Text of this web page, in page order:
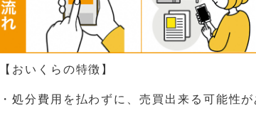
【おいくらの特徴】
・処分費用を払わずに、売買出来る可能性が